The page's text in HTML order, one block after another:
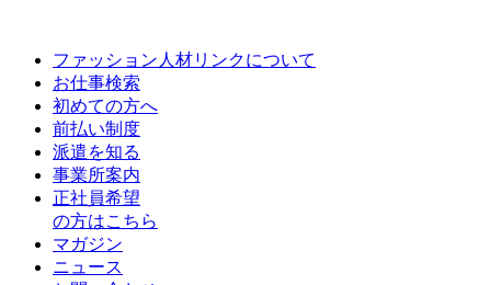
ファッション人材リンクについて
お仕事検索
初めての方へ
前払い制度
派遣を知る
事業所案内
正社員希望
の方はこちら
マガジン
ニュース